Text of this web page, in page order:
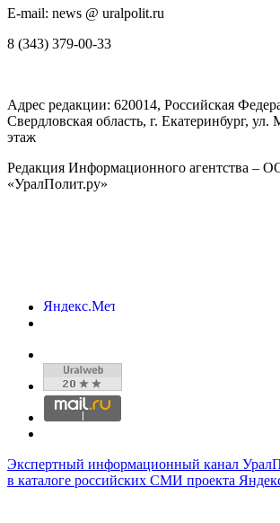
E-mail: news @ uralpolit.ru
8 (343) 379-00-33
Адрес редакции: 620014, Российская
Свердловская область, г. Екатеринбург, ул.
этаж
Редакция Информационного агентства –
«УралПолит.ру»
Экспертный информационный канал
в каталоге российских СМИ проекта